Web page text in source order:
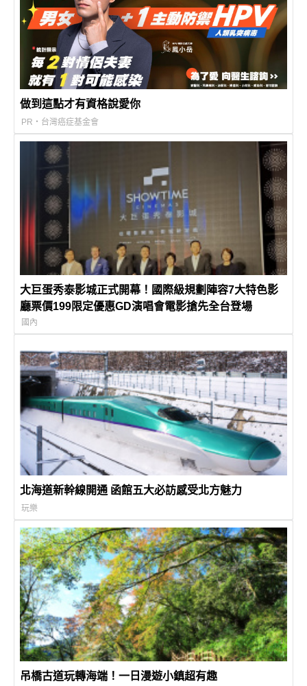
做到這點才有資格說愛你
PR・台灣癌症基金會
大巨蛋秀泰影城正式開幕！國際級規劃陣容7大特色影
廳票價199限定優惠GD演唱會電影搶先全台登場
國內
北海道新幹線開通 函館五大必訪感受北方魅力
玩樂
吊橋古道玩轉海端！一日漫遊小鎮超有趣